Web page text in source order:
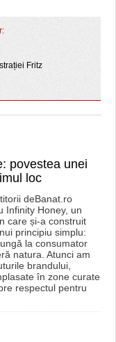
:
Fritz
povestea unei
loc
deBanat.ro
Infinity Honey, un
care și-a construit
principiu simplu:
la consumator
natura. Atunci am
brandului,
în zone curate
respectul pentru